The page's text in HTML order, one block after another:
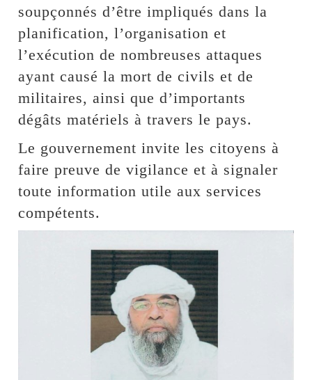
soupçonnés d’être impliqués dans la
planification, l’organisation et
l’exécution de nombreuses attaques
ayant causé la mort de civils et de
militaires, ainsi que d’importants
dégâts matériels à travers le pays.
Le gouvernement invite les citoyens à
faire preuve de vigilance et à signaler
toute information utile aux services
compétents.